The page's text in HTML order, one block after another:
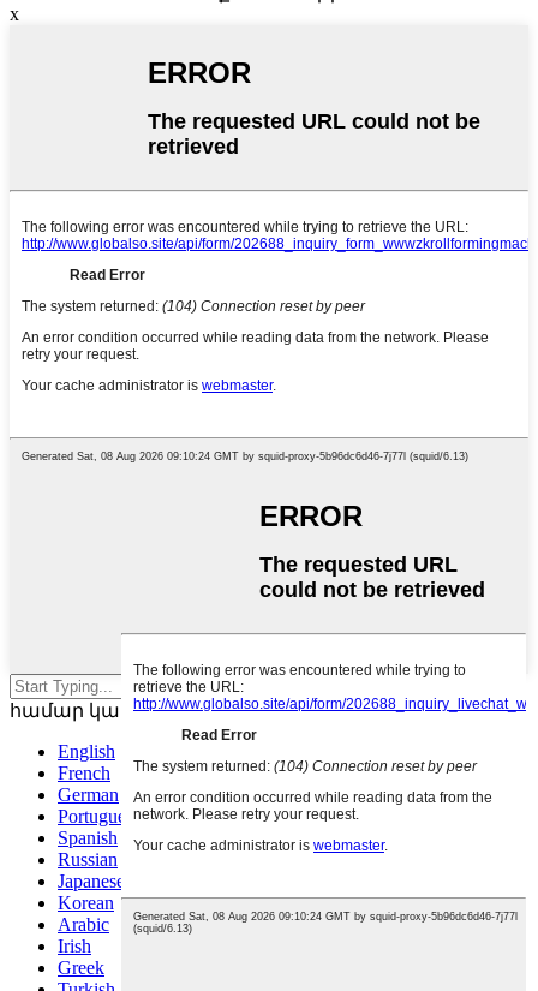
x
համար կամ ESC՝ փակելու համար
English
French
German
Portuguese
Spanish
Russian
Japanese
Korean
Arabic
Irish
Greek